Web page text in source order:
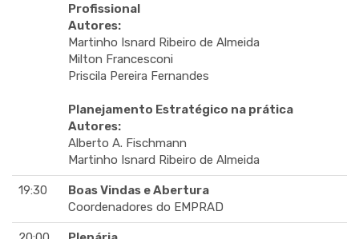
Profissional
Autores:
Martinho Isnard Ribeiro de Almeida
Milton Francesconi
Priscila Pereira Fernandes
Planejamento Estratégico na prática
Autores:
Alberto A. Fischmann
Martinho Isnard Ribeiro de Almeida
19:30
Boas Vindas e Abertura
Coordenadores do EMPRAD